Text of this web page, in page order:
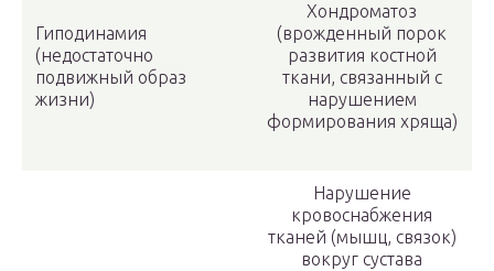
Гиподинамия
(недостаточно
подвижный образ
жизни)
Хондроматоз
(врожденный порок
развития костной
ткани, связанный с
нарушением
формирования хряща)
Нарушение
кровоснабжения
тканей (мышц, связок)
вокруг сустава